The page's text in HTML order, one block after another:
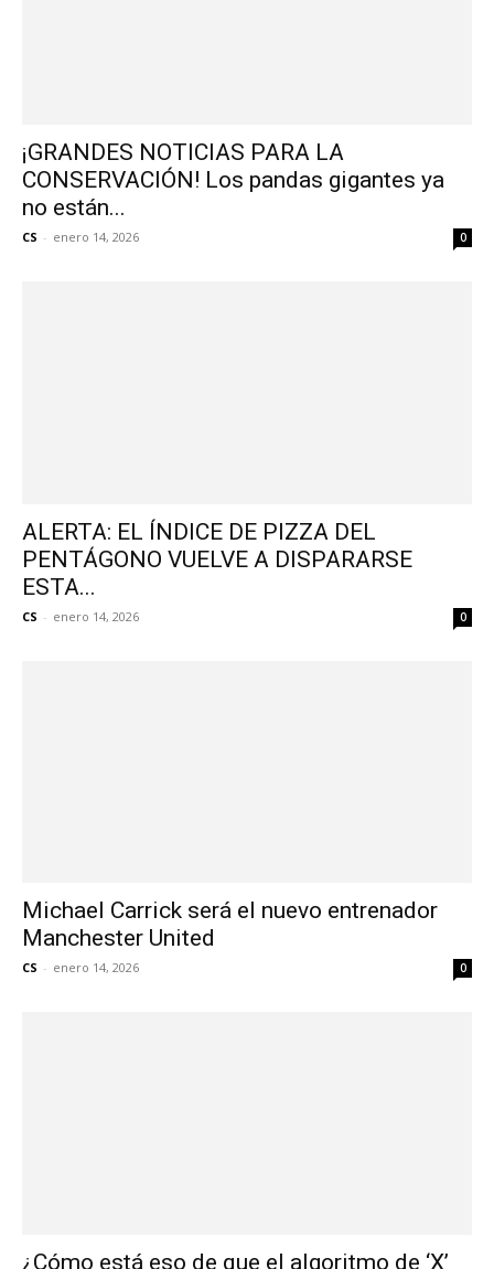
¡GRANDES NOTICIAS PARA LA
CONSERVACIÓN! Los pandas gigantes ya
no están...
CS - enero 14, 2026 0
ALERTA: EL ÍNDICE DE PIZZA DEL
PENTÁGONO VUELVE A DISPARARSE
ESTA...
CS - enero 14, 2026 0
Michael Carrick será el nuevo entrenador
Manchester United
CS - enero 14, 2026 0
¿Cómo está eso de que el algoritmo de ‘X’